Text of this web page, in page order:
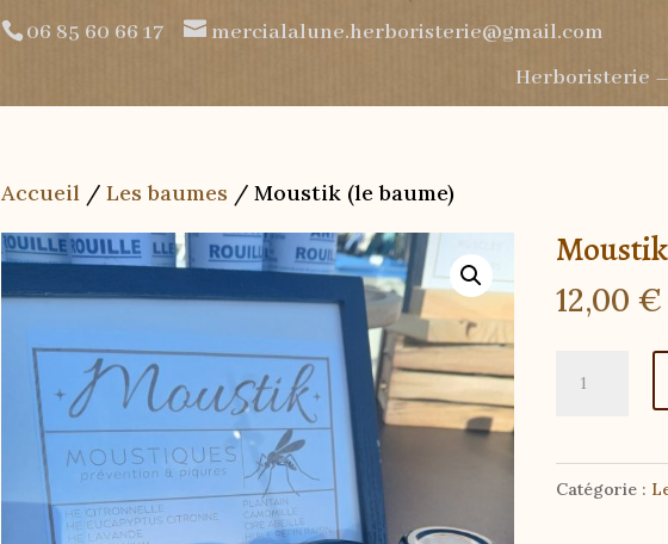
06 85 60 66 17
mercialalune.herboristerie@gmail.com
Herboristerie
Accueil/ Les baumes / Moustik (le baume)
12,00€
Catégorie :